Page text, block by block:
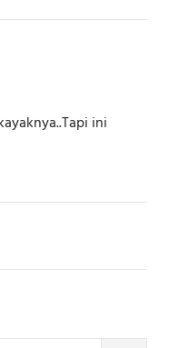
ini